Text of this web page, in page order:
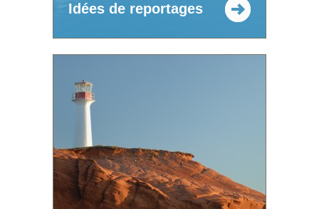
Idées de reportages